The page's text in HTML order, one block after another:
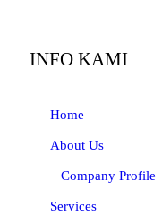
INFO KAMI
Home
About Us
Company Profile
Services